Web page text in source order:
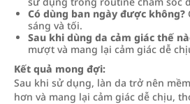
Có dùng ban ngày được không?
sáng và tối.
Sau khi dùng da cảm giác thế
mượt và mang lại cảm giác dễ
Kết quả mong đợi:
Sau khi sử dụng, làn da trở nên
hơn và mang lại cảm giác dễ chịu,